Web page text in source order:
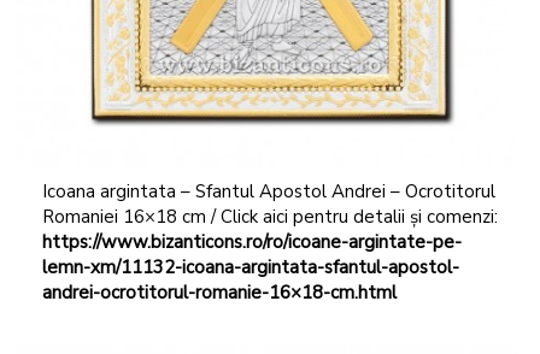
Icoana argintata – Sfantul Apostol Andrei – Ocrotitorul
Romaniei 16×18 cm / Click aici pentru detalii și comenzi:
https://www.bizanticons.ro/ro/icoane-argintate-pe-
lemn-xm/11132-icoana-argintata-sfantul-apostol-
andrei-ocrotitorul-romanie-16×18-cm.html